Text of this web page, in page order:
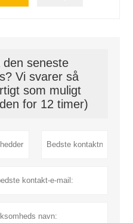
den seneste
Vi svarer så
som muligt
for 12 timer)